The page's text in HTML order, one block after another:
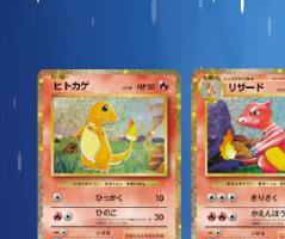
Display et produits scellés
Goodies et autres
Sleeve à l’unité